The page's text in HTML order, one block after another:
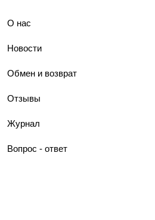
О нас
Новости
Обмен и возврат
Отзывы
Журнал
Вопрос - ответ